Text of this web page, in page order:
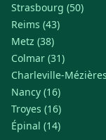
Strasbourg (50)
Reims (43)
Metz (38)
Colmar (31)
Charleville-
Nancy (16)
Troyes (16)
Épinal (14)